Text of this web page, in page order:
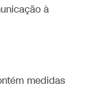
à
medidas